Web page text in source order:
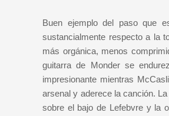
Buen ejemplo del paso que
sustancialmente respecto a la
más orgánica, menos
guitarra de Monder se
impresionante mientras
arsenal y aderece la canción.
sobre el bajo de Lefebvre y la